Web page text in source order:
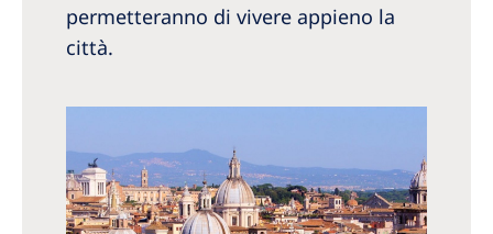
permetteranno di vivere appieno la
città.